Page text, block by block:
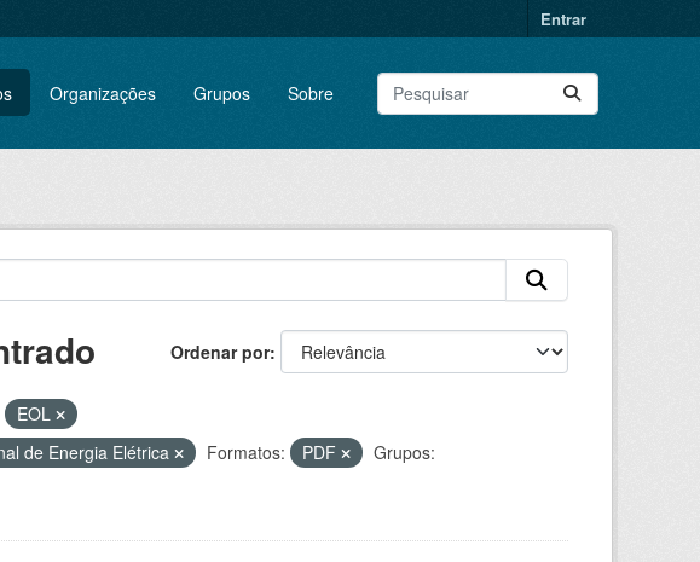
Entrar
Organizações Grupos Sobre
Ordenar por
EOL
de Energia Elétrica Formatos: PDF
Grupos: